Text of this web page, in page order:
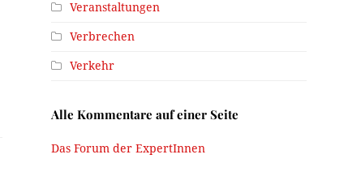
Veranstaltungen
Verbrechen
Verkehr
Alle Kommentare auf einer Seite
Das Forum der ExpertInnen